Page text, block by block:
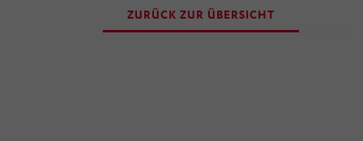
ZURÜCK ZUR ÜBERSICHT